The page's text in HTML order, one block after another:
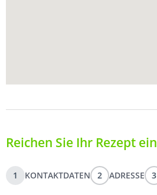
Reichen Sie Ihr Rezept ein
1 KONTAKTDATEN 2 ADRESSE 3